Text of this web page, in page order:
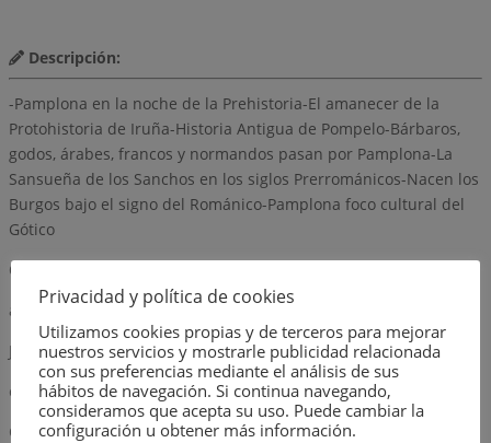
Descripción:
-Pamplona en la noche de la Prehistoria-El amanecer de la
Protohistoria de Iruña-Historia Antigua de Pompelo-Bárbaros,
godos, árabes, francos y normandos pasan por Pamplona-La
Sansueña de los Sanchos en los siglos Prerrománicos-Nacen los
Burgos bajo el signo del Románico-Pamplona foco cultural del
Gótico
Observaciones
autor
JOSEFINA Y MARTÍN LARRÁYOZ
editorial
CAJA DE AHORROS MUNICIPAL DE PAMPLONA
Privacidad y política de cookies
Utilizamos cookies propias y de terceros para mejorar
nuestros servicios y mostrarle publicidad relacionada
con sus preferencias mediante el análisis de sus
hábitos de navegación. Si continua navegando,
consideramos que acepta su uso. Puede cambiar la
configuración u obtener más información.